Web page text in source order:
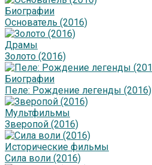
Биографии
Основатель (2016)
Драмы
Золото (2016)
Биографии
Пеле: Рождение легенды (2016)
Мультфильмы
Зверопой (2016)
Исторические фильмы
Сила воли (2016)